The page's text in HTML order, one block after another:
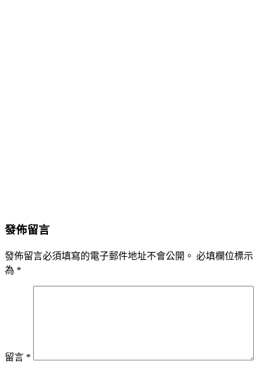
發佈留言
發佈留言必須填寫的電子郵件地址不會公開。 必填欄位標示
為 *
留言 *